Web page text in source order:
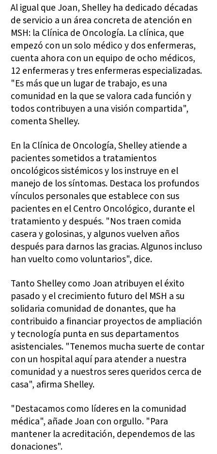
Al igual que Joan, Shelley ha dedicado décadas
de servicio a un área concreta de atención en
MSH: la Clínica de Oncología. La clínica, que
empezó con un solo médico y dos enfermeras,
cuenta ahora con un equipo de ocho médicos,
12 enfermeras y tres enfermeras especializadas.
"Es más que un lugar de trabajo, es una
comunidad en la que se valora cada función y
todos contribuyen a una visión compartida",
comenta Shelley.
En la Clínica de Oncología, Shelley atiende a
pacientes sometidos a tratamientos
oncológicos sistémicos y los instruye en el
manejo de los síntomas. Destaca los profundos
vínculos personales que establece con sus
pacientes en el Centro Oncológico, durante el
tratamiento y después. "Nos traen comida
casera y golosinas, y algunos vuelven años
después para darnos las gracias. Algunos incluso
han vuelto como voluntarios", dice.
Tanto Shelley como Joan atribuyen el éxito
pasado y el crecimiento futuro del MSH a su
solidaria comunidad de donantes, que ha
contribuido a financiar proyectos de ampliación
y tecnología punta en sus departamentos
asistenciales. "Tenemos mucha suerte de contar
con un hospital aquí para atender a nuestra
comunidad y a nuestros seres queridos cerca de
casa", afirma Shelley.
"Destacamos como líderes en la comunidad
médica", añade Joan con orgullo. "Para
mantener la acreditación, dependemos de las
donaciones".